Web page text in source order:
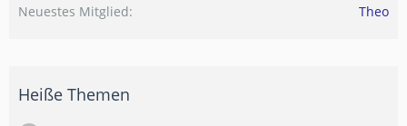
Neuestes Mitglied
Theo
Heiße Themen